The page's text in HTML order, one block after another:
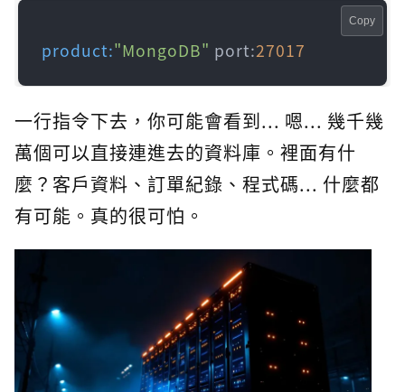
product:"MongoDB" port:27017
Copy
一行指令下去，你可能會看到... 嗯... 幾千幾
萬個可以直接連進去的資料庫。裡面有什
麼？客戶資料、訂單紀錄、程式碼... 什麼都
有可能。真的很可怕。